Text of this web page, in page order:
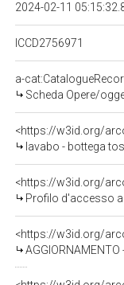
2024-02-11
ICCD2756971
a-
Scheda Opere/
<https://w3id.org/
lavabo - bottega
<https://w3id.org/
Profilo d'accesso
<https://w3id.org/
AGGIORNAMENTO